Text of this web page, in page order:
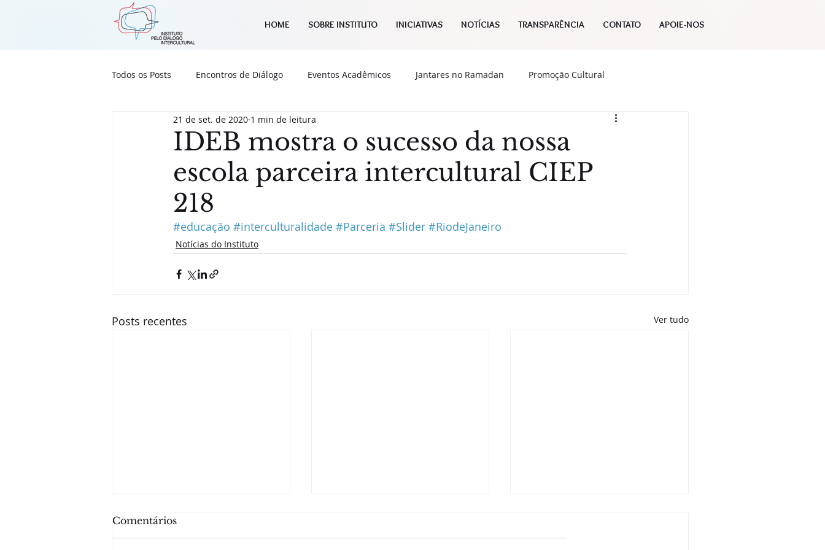
HOME SOBRE INSTITUTO INICIATIVAS NOTÍCIAS TRANSPARÊNCIA CONTATO APOIE-NOS
Todos os Posts Encontros de Diálogo Eventos Acadêmicos Jantares no Ramadan Promoção Cultural
Notícias do Instituto Outras Notícias
IDEB mostra o sucesso da nossa
escola parceira intercultural CIEP
218
21 de set. de 2020 1 min de leitura
#educação #interculturalidade #Parceria #Slider #RiodeJaneiro
Notícias do Instituto
Posts recentes Ver tudo
Comentários